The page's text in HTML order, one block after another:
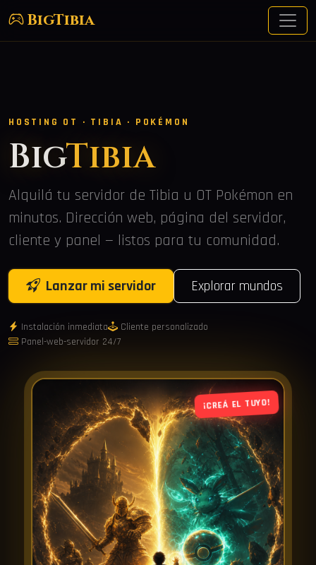
BigTibia
HOSTING OT · TIBIA · POKÉMON
BigTibia
Alquilá tu servidor de Tibia u OT Pokémon en
minutos. Dirección web, página del servidor,
cliente y panel — listos para tu comunidad.
Lanzar mi servidor Explorar mundos
Instalación inmediata
Cliente personalizado
Panel-web-servidor 24/7
¡CREÁ EL TUYO!